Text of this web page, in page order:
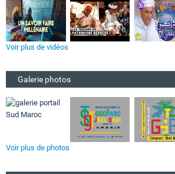
Voir plus de vidéos
Galerie photos
Voir plus de photos